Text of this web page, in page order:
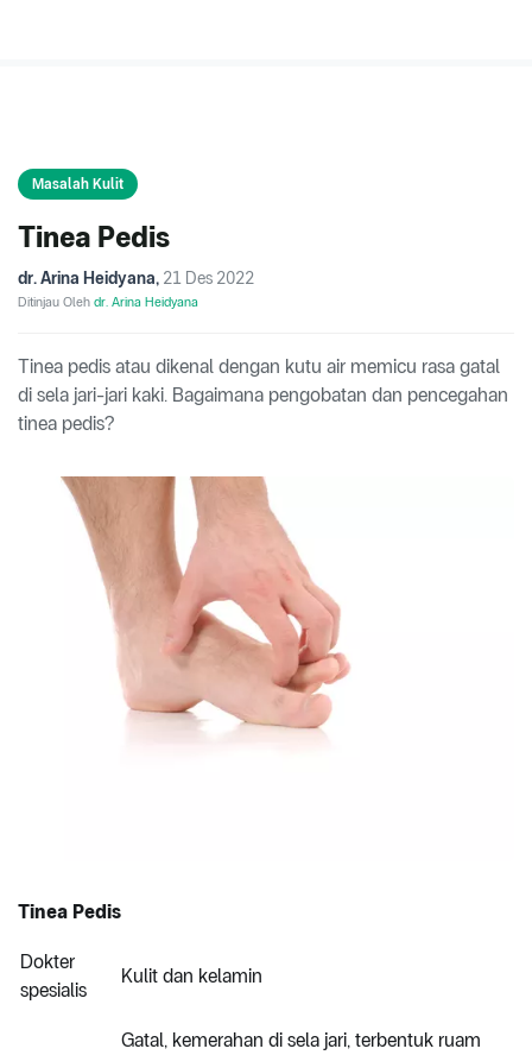
Masalah Kulit
Tinea Pedis
dr. Arina Heidyana, 21 Des 2022
Ditinjau Oleh dr. Arina Heidyana
Tinea pedis atau dikenal dengan kutu air memicu rasa gatal
di sela jari-jari kaki. Bagaimana pengobatan dan pencegahan
tinea pedis?
Tinea Pedis
Dokter
spesialis
Kulit dan kelamin
Gatal, kemerahan di sela jari, terbentuk ruam